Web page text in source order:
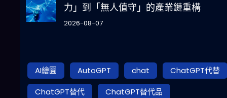
力」到「無人值守」的產業鏈重構
2026-08-07
AI繪圖 AutoGPT chat
ChatGPT代替
ChatGPT替代
ChatGPT替代品